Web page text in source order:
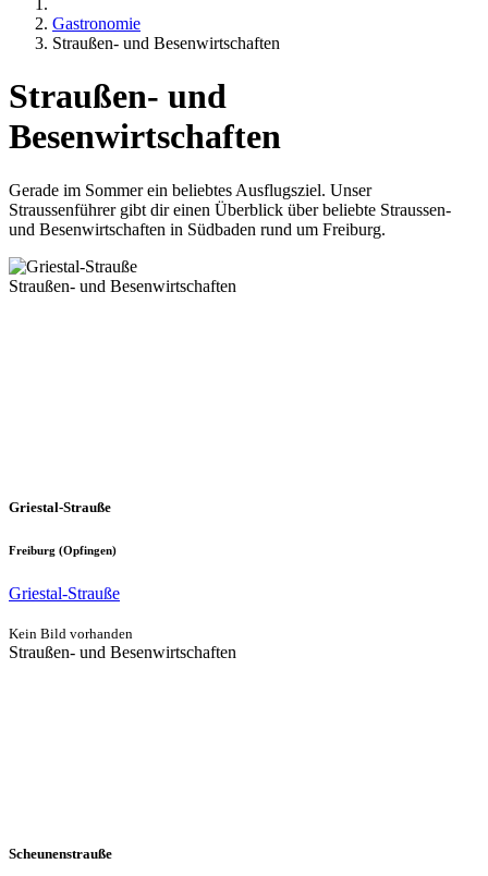
Gastronomie
Straußen- und Besenwirtschaften
Straußen- und
Besenwirtschaften
Gerade im Sommer ein beliebtes Ausflugsziel. Unser
Straussenführer gibt dir einen Überblick über beliebte Straussen-
und Besenwirtschaften in Südbaden rund um Freiburg.
Straußen- und Besenwirtschaften
Griestal-Strauße
Freiburg (Opfingen)
Griestal-Strauße
Kein Bild vorhanden
Straußen- und Besenwirtschaften
Scheunenstrauße